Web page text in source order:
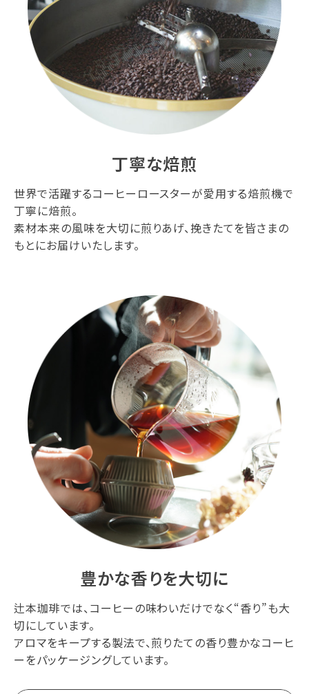
丁寧な焙煎
世界で活躍するコーヒーロースターが愛用する焙煎機で
丁寧に焙煎。
素材本来の風味を大切に煎りあげ、挽きたてを皆さまの
もとにお届けいたします。
豊かな香りを大切に
辻本珈琲では、コーヒーの味わいだけでなく“香り”も大
切にしています。
アロマをキープする製法で、煎りたての香り豊かなコーヒ
ーをパッケージングしています。